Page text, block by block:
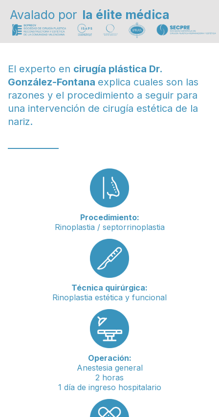
Avalado por la élite médica
El experto en cirugía plástica Dr.
González-Fontana explica cuales son las
razones y el procedimiento a seguir para
una intervención de cirugía estética de la
nariz.
Procedimiento:
Rinoplastia / septorrinoplastia
Técnica quirúrgica:
Rinoplastia estética y funcional
Operación:
Anestesia general
2 horas
1 día de ingreso hospitalario